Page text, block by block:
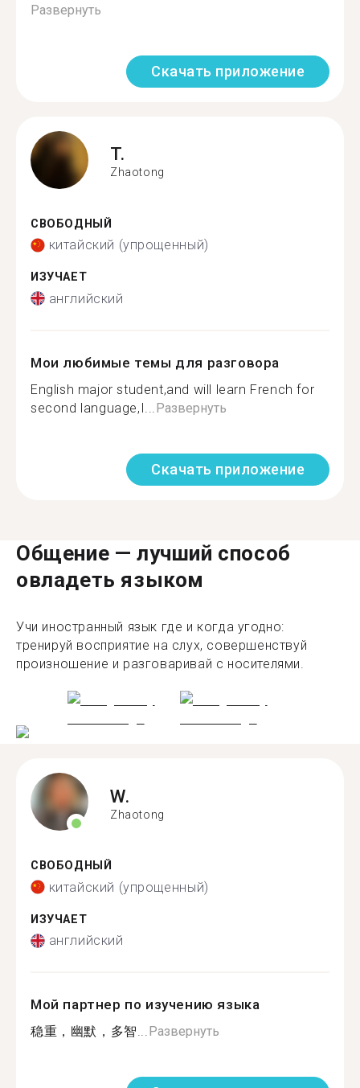
Развернуть
Скачать приложение
T.
Zhaotong
СВОБОДНЫЙ
китайский (упрощенный)
ИЗУЧАЕТ
английский
Мои любимые темы для разговора
English major student,and will learn French for
second language,I... Развернуть
Скачать приложение
Общение — лучший способ
овладеть языком
Учи иностранный язык где и когда угодно:
тренируй восприятие на слух, совершенствуй
произношение и разговаривай с носителями.
W.
Zhaotong
СВОБОДНЫЙ
китайский (упрощенный)
ИЗУЧАЕТ
английский
Мой партнер по изучению языка
稳重，幽默，多智...Развернуть